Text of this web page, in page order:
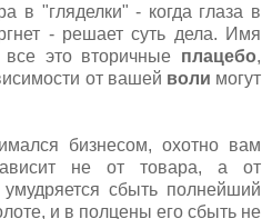
в "гляделки" - когда глаза в
- решает суть дела. Имя
это вторичные плацебо,
от вашей воли могут
бизнесом, охотно вам
не от товара, а от
сбыть полнейший
и в полцены его сбыть не